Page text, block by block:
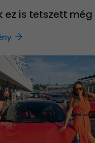
ez is tetszett még